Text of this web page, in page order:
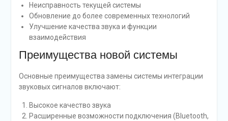
Неисправность текущей системы
Обновление до более современных технологий
Улучшение качества звука и функции
взаимодействия
Преимущества новой системы
Основные преимущества замены системы интеграции
звуковых сигналов включают:
Высокое качество звука
Расширенные возможности подключения (Bluetooth,